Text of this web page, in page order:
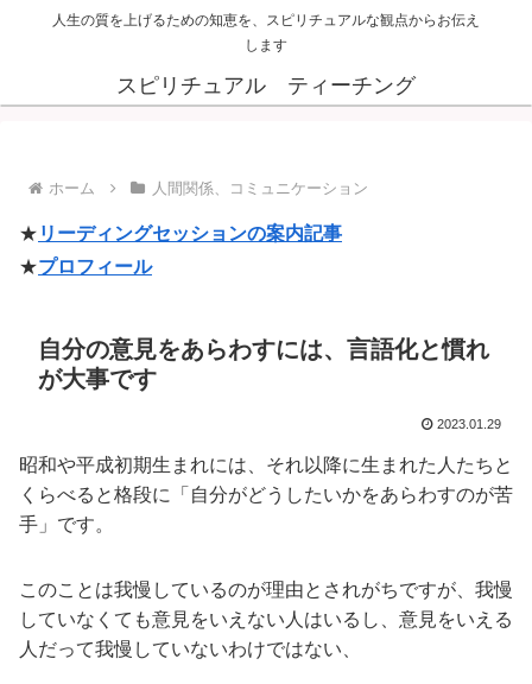
人生の質を上げるための知恵を、スピリチュアルな観点からお伝え
します
スピリチュアル ティーチング
ホーム 人間関係、コミュニケーション
★ リーディングセッションの案内記事
★プロフィール
自分の意見をあらわすには、言語化と慣れ
が大事です
2023.01.29
昭和や平成初期生まれには、それ以降に生まれた人たちと
くらべると格段に「自分がどうしたいかをあらわすのが苦
手」です。
このことは我慢しているのが理由とされがちですが、我慢
していなくても意見をいえない人はいるし、意見をいえる
人だって我慢していないわけではない、